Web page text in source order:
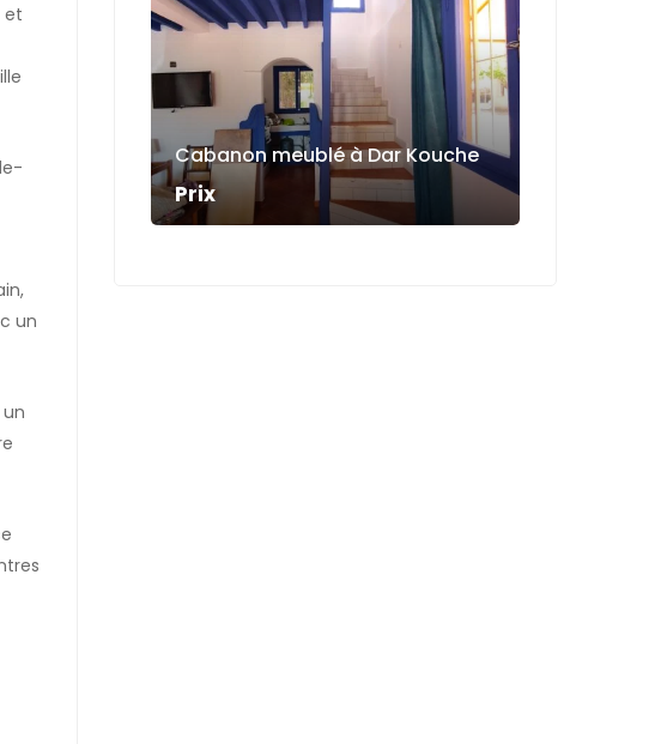
et
un
Cabanon meublé à Dar Kouche
Prix